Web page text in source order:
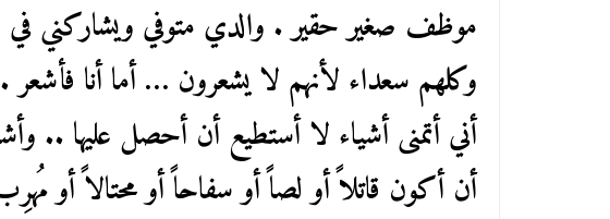
موظف صغير حقير . والدي متوفي ويشاركني في
وكلهم سعداء لأنهم لا يشعرون … أما أنا
أني أتمنى أشياء لا أستطيع أن أحصل عليها ..
أن أكون قاتلاً أو لصاً أو سفاحاً أو محتالاً أو